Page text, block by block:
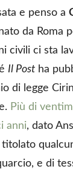
e penso a
da Roma
civili ci sta
Il Post ha
di legge
Più di
anni, dato
e di